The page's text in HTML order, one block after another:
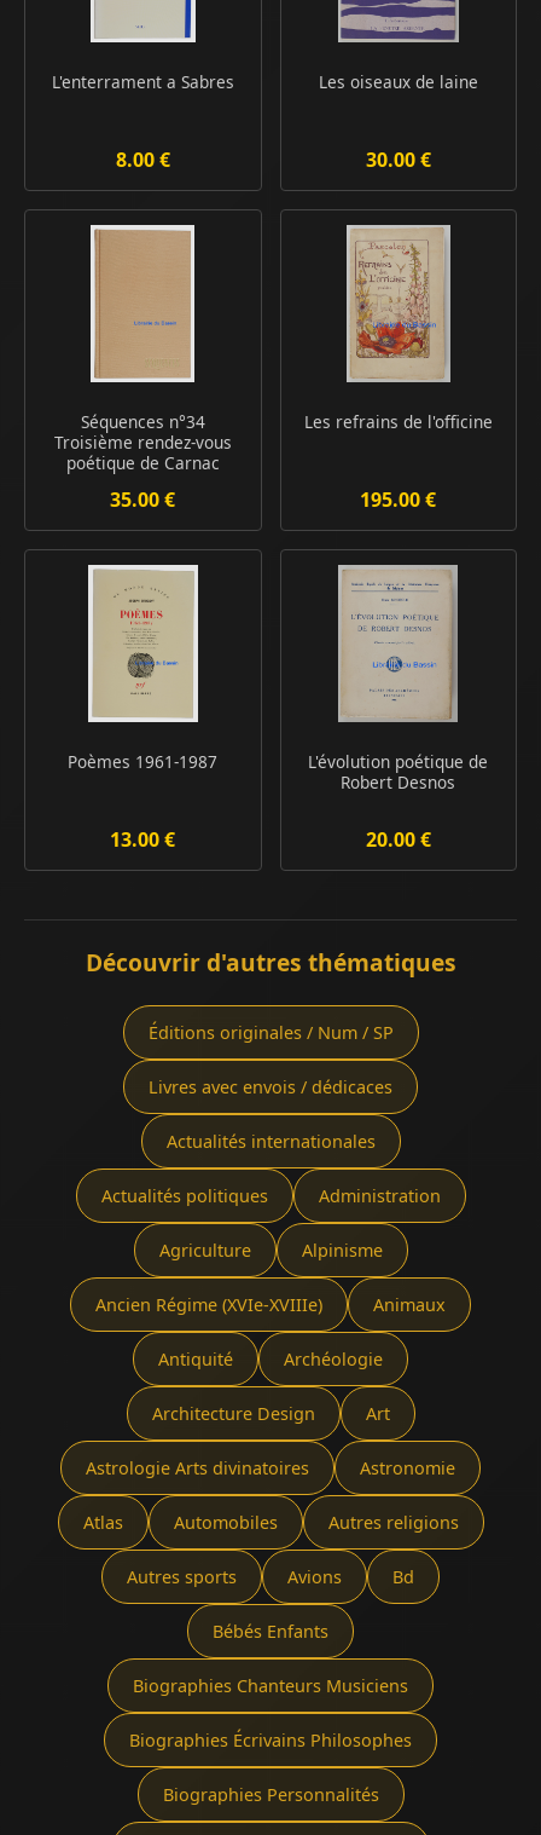
L'enterrament a Sabres
8.00 €
Les oiseaux de laine
30.00 €
Séquences n°34
Troisième rendez-vous
poétique de Carnac
35.00 €
Les refrains de l'officine
195.00 €
Poèmes 1961-1987
13.00 €
L'évolution poétique de
Robert Desnos
20.00 €
Découvrir d'autres thématiques
Éditions originales / Num / SP
Livres avec envois / dédicaces
Actualités internationales
Actualités politiques Administration
Agriculture Alpinisme
Ancien Régime (XVIe-XVIIIe) Animaux
Antiquité Archéologie
Architecture Design Art
Astrologie Arts divinatoires Astronomie
Atlas Automobiles Autres religions
Autres sports Avions Bd
Bébés Enfants
Biographies Chanteurs Musiciens
Biographies Écrivains Philosophes
Biographies Personnalités